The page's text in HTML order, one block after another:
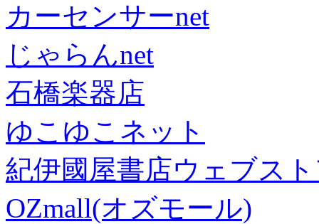
カーセンサーnet
じゃらんnet
石橋楽器店
ゆこゆこネット
紀伊國屋書店ウェブス
OZmall(オズモール)